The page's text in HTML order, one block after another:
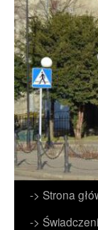
Przejdź
do
-> Strona
->